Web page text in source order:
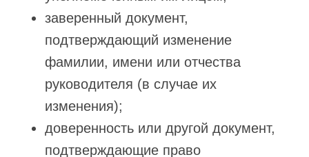
заверенный документ,
подтверждающий изменение
фамилии, имени или отчества
руководителя (в случае их
изменения);
доверенность или другой документ,
подтверждающие право